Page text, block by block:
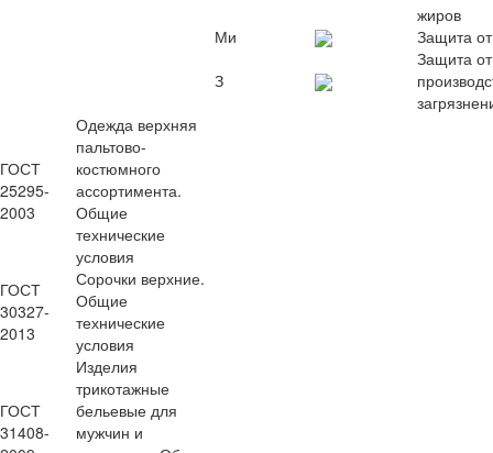
жиров
Ми
Защита
З
Защита
ГОСТ
25295-
2003
Одежда верхняя
пальтово-
костюмного
ассортимента.
Общие
технические
условия
ГОСТ
30327-
2013
Сорочки верхние.
Общие
технические
условия
ГОСТ
31408-
Изделия
трикотажные
бельевые для
мужчин и